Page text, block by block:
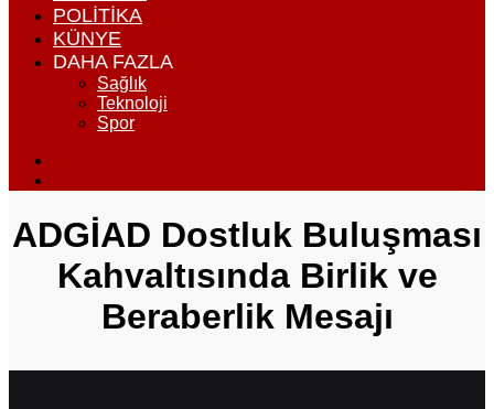
POLITIKA
KÜNYE
DAHA FAZLA
Sağlık
Teknoloji
Spor
...
ADGİAD Dostluk Buluşması
Kahvaltısında Birlik ve
Beraberlik Mesajı